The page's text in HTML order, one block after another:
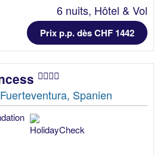
6 nuits, Hôtel & Vol
Prix p.p. dès CHF 1442
Spanien